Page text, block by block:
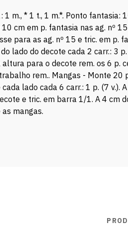
m., * 1 t., 1 m.*. Ponto fantasia:
cm em p. fantasia nas ag. nº
para as ag. nº 15 e tric. em p.
lado do decote cada 2 carr.: 3
para o decote rem. os 6 p.
rem.. Mangas - Monte
lado cada 6 carr.: 1 p. (7
e tric. em barra 1/1. A 4 cm
mangas.